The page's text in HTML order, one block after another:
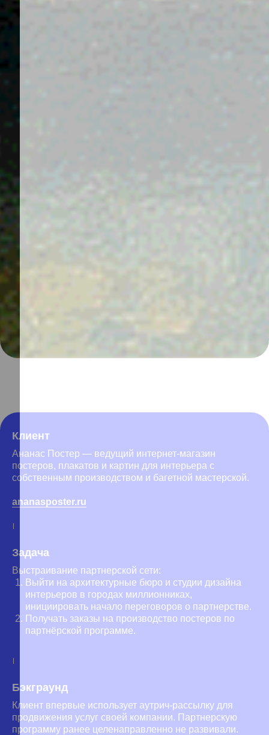
Клиент
Ананас Постер — ведущий интернет-магазин
постеров, плакатов и картин для интерьера с
собственным производством и багетной мастерской.
ananasposter.ru
Задача
Выстраивание партнерской сети:
Выйти на архитектурные бюро и студии дизайна
интерьеров в городах миллионниках,
инициировать начало переговоров о партнерстве.
Получать заказы на производство постеров по
партнёрской программе.
Бэкграунд
Клиент впервые использует аутрич-рассылку для
продвижения услуг своей компании. Партнерскую
программу ранее целенаправленно не развивали.